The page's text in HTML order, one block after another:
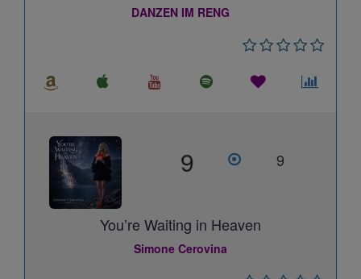
DANZEN IM RENG
9 9
You’re Waiting in Heaven
Simone Cerovina